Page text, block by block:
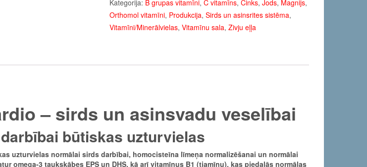
Kategorija: B grupas vitamīni, C vitamīns, Cinks, Jods, Magnijs,
Orthomol vitamīni, Produkcija, Sirds un asinsrites sistēma,
Vitamīni/Minerālvielas, Vitamīnu sala, Zivju eļļa
– sirds un asinsvadu veselībai
būtiskas uzturvielas
uzturvielas normālai sirds darbībai, homocisteīna līmeņa normalizēšanai un normālai
omega-3 taukskābes EPS un DHS, kā arī vitamīnus B1 (tiamīnu), kas piedalās normālas